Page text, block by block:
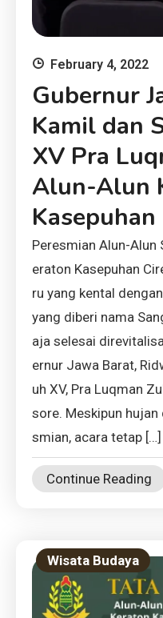
February 4, 2022
Gubernur
Kamil dan
XV Pra
Alun-Alun
Peresmian Alun-Alun
eraton Kasepuhan
ru yang kental
yang diberi nama
aja selesai
ernur Jawa Barat,
uh XV, Pra Luqman
sore. Meskipun
smian, acara tetap […]
Continue Reading
Wisata Budaya